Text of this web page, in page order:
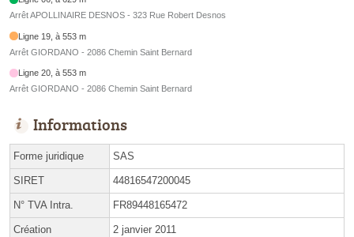
Arrêt APOLLINAIRE DESNOS - 323 Rue Robert Desnos
Ligne 19, à 553 m
Arrêt GIORDANO - 2086 Chemin Saint Bernard
Ligne 20, à 553 m
Arrêt GIORDANO - 2086 Chemin Saint Bernard
Informations
Forme juridique SAS
SIRET 44816547200045
N° TVA Intra. FR89448165472
Création 2 janvier 2011